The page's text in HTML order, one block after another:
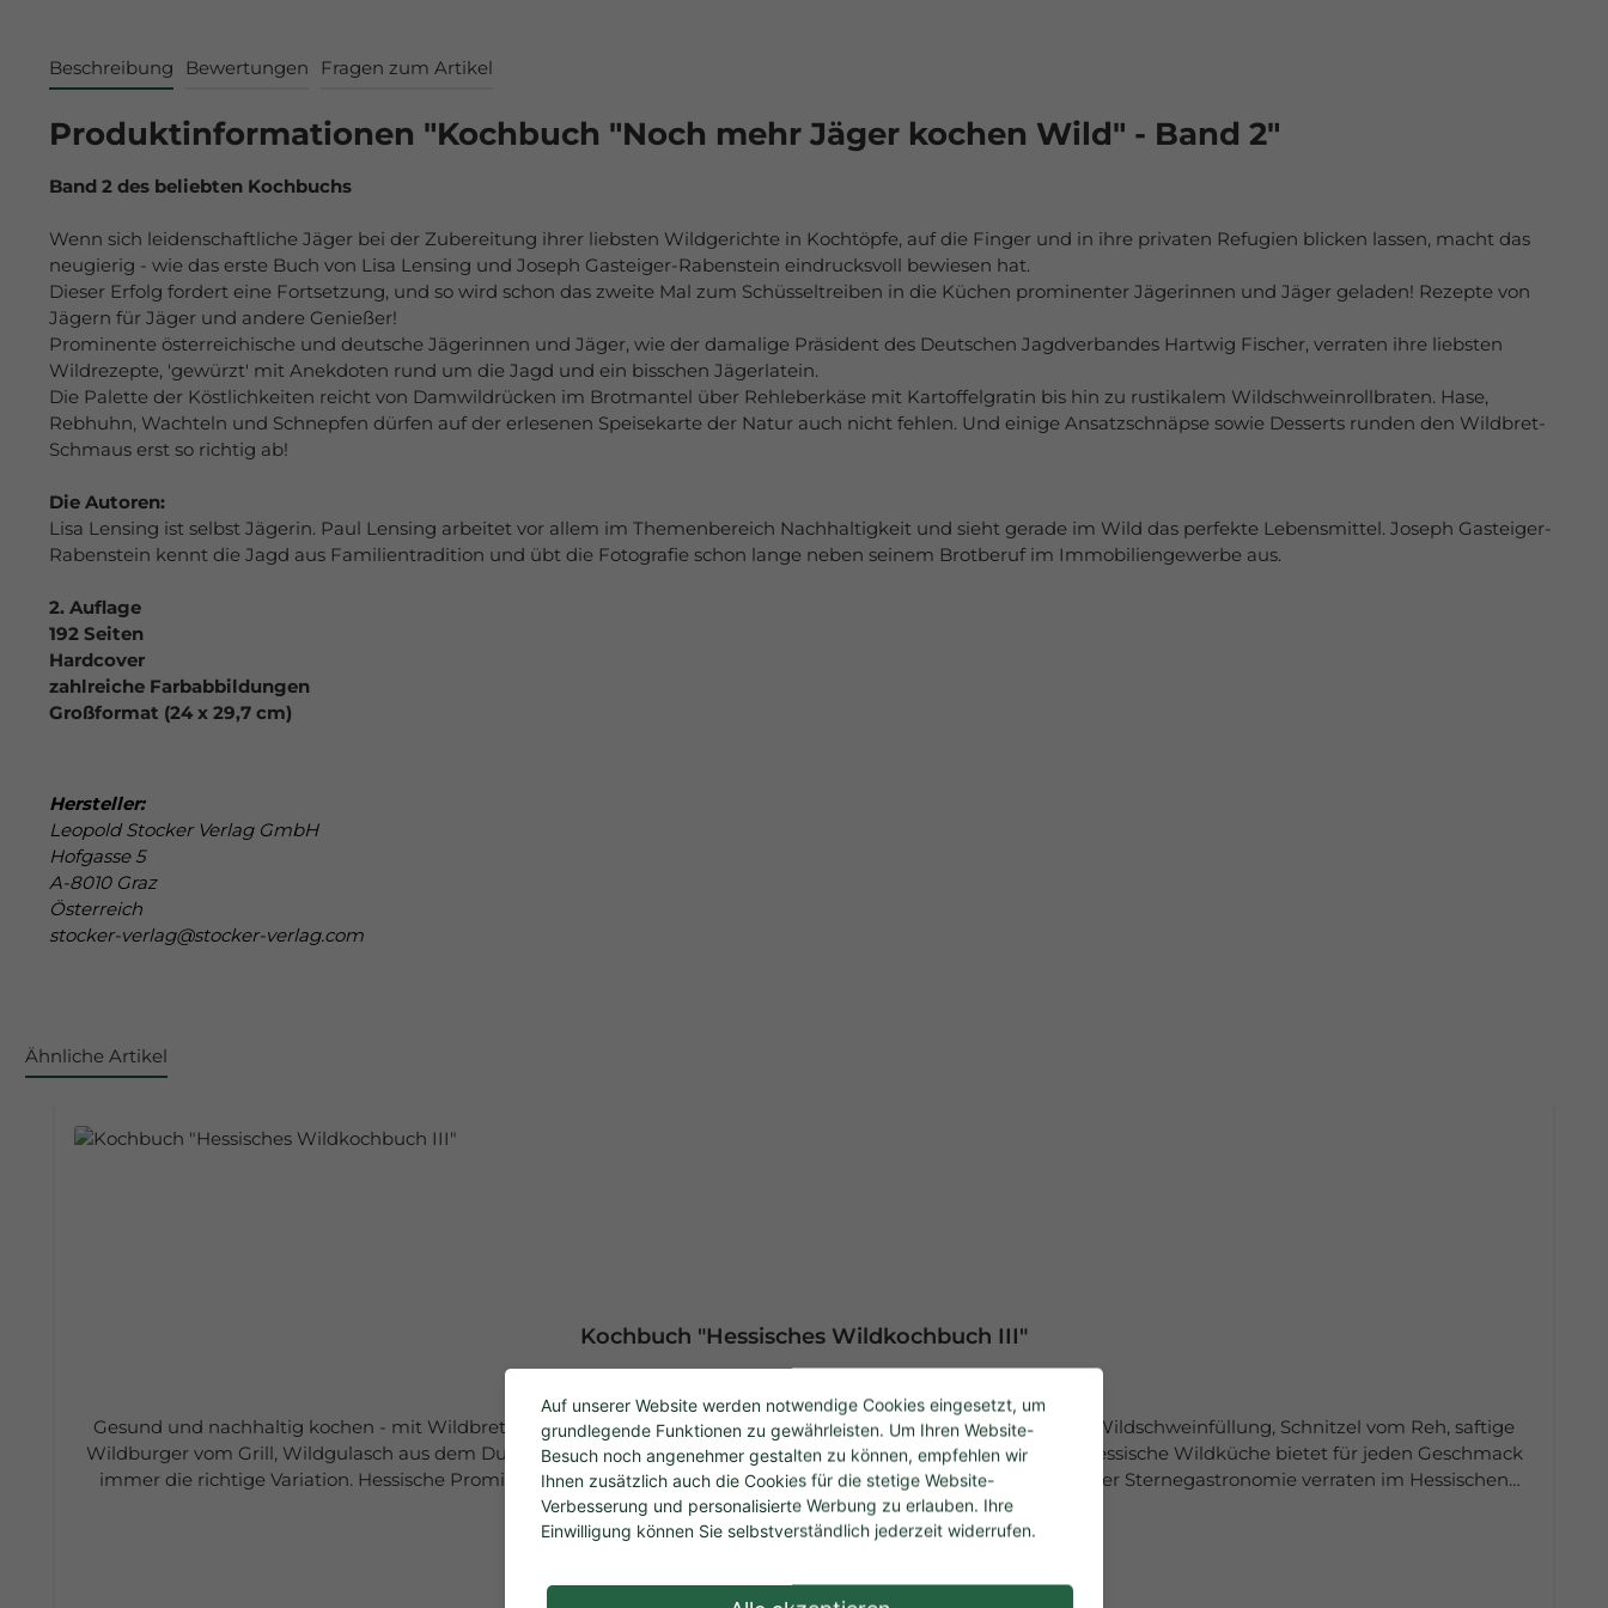
Beschreibung Bewertungen Fragen zum Artikel
Produktinformationen "Kochbuch "Noch mehr Jäger kochen Wild" - Band 2"
Band 2 des beliebten Kochbuchs
Wenn sich leidenschaftliche Jäger bei der Zubereitung ihrer liebsten Wildgerichte in Kochtöpfe, auf die Finger und in ihre privaten Refugien blicken lassen, macht das
neugierig - wie das erste Buch von Lisa Lensing und Joseph Gasteiger-Rabenstein eindrucksvoll bewiesen hat.
Dieser Erfolg fordert eine Fortsetzung, und so wird schon das zweite Mal zum Schüsseltreiben in die Küchen prominenter Jägerinnen und Jäger geladen! Rezepte von
Jägern für Jäger und andere Genießer!
Prominente österreichische und deutsche Jägerinnen und Jäger, wie der damalige Präsident des Deutschen Jagdverbandes Hartwig Fischer, verraten ihre liebsten
Wildrezepte, 'gewürzt' mit Anekdoten rund um die Jagd und ein bisschen Jägerlatein.
Die Palette der Köstlichkeiten reicht von Damwildrücken im Brotmantel über Rehleberkäse mit Kartoffelgratin bis hin zu rustikalem Wildschweinrollbraten. Hase,
Rebhuhn, Wachteln und Schnepfen dürfen auf der erlesenen Speisekarte der Natur auch nicht fehlen. Und einige Ansatzschnäpse sowie Desserts runden den Wildbret-
Schmaus erst so richtig ab!
Die Autoren:
Lisa Lensing ist selbst Jägerin. Paul Lensing arbeitet vor allem im Themenbereich Nachhaltigkeit und sieht gerade im Wild das perfekte Lebensmittel. Joseph Gasteiger-
Rabenstein kennt die Jagd aus Familientradition und übt die Fotografie schon lange neben seinem Brotberuf im Immobiliengewerbe aus.
2. Auflage
192 Seiten
Hardcover
zahlreiche Farbabbildungen
Großformat (24 x 29,7 cm)
Hersteller:
Leopold Stocker Verlag GmbH
Hofgasse 5
A-8010 Graz
Österreich
stocker-verlag@stocker-verlag.com
Ähnliche Artikel
Kochbuch "Hessisches Wildkochbuch III"
Gesund und nachhaltig kochen - mit Wildbret aus heimischen Revieren.Ob schmackhafte Rehkeule, Kürbis mit Wildschweinfüllung, Schnitzel vom Reh, saftige
Wildburger vom Grill, Wildgulasch aus dem Dutch Oven oder ein knackiger Sommersalat mit Rehschinken: Die hessische Wildküche bietet für jeden Geschmack
immer die richtige Variation. Hessische Prominente aus Politik, Wirtschaft und Medien sowie Spitzenköche aus der Sternegastronomie verraten im Hessischen
Wildkochbuch ihre Lieblings-Wildrezepte.Viele dieser Gerichte lassen sich auch im Alltag und ohne großen Aufwand oder ausgefallene Zutaten zubereiten.
Hilfreich sind zudem die zahlreichen Tipps zur Aufbewahrung sowie Vor- und Zubereitung des Wildfleischs. Format: 21,5 x 21,5 x 1,3 cm, 96 Seiten, Hardcover,
NauheimDeutschlandinfo@ljv-hessen.de
In den Warenkorb
Auf unserer Website werden notwendige Cookies eingesetzt, um
grundlegende Funktionen zu gewährleisten. Um Ihren Website-
Besuch noch angenehmer gestalten zu können, empfehlen wir
Ihnen zusätzlich auch die Cookies für die stetige Website-
Verbesserung und personalisierte Werbung zu erlauben. Ihre
Einwilligung können Sie selbstverständlich jederzeit widerrufen.